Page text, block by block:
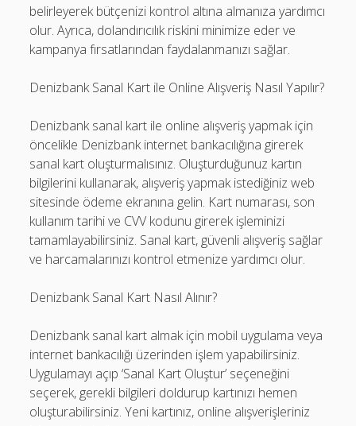
belirleyerek bütçenizi kontrol altına almanıza yardımcı
olur. Ayrıca, dolandırıcılık riskini minimize eder ve
kampanya fırsatlarından faydalanmanızı sağlar.
Denizbank Sanal Kart ile Online Alışveriş Nasıl Yapılır?
Denizbank sanal kart ile online alışveriş yapmak için
öncelikle Denizbank internet bankacılığına girerek
sanal kart oluşturmalısınız. Oluşturduğunuz kartın
bilgilerini kullanarak, alışveriş yapmak istediğiniz web
sitesinde ödeme ekranına gelin. Kart numarası, son
kullanım tarihi ve CVV kodunu girerek işleminizi
tamamlayabilirsiniz. Sanal kart, güvenli alışveriş sağlar
ve harcamalarınızı kontrol etmenize yardımcı olur.
Denizbank Sanal Kart Nasıl Alınır?
Denizbank sanal kart almak için mobil uygulama veya
internet bankacılığı üzerinden işlem yapabilirsiniz.
Uygulamayı açıp ‘Sanal Kart Oluştur’ seçeneğini
seçerek, gerekli bilgileri doldurup kartınızı hemen
oluşturabilirsiniz. Yeni kartınız, online alışverişleriniz